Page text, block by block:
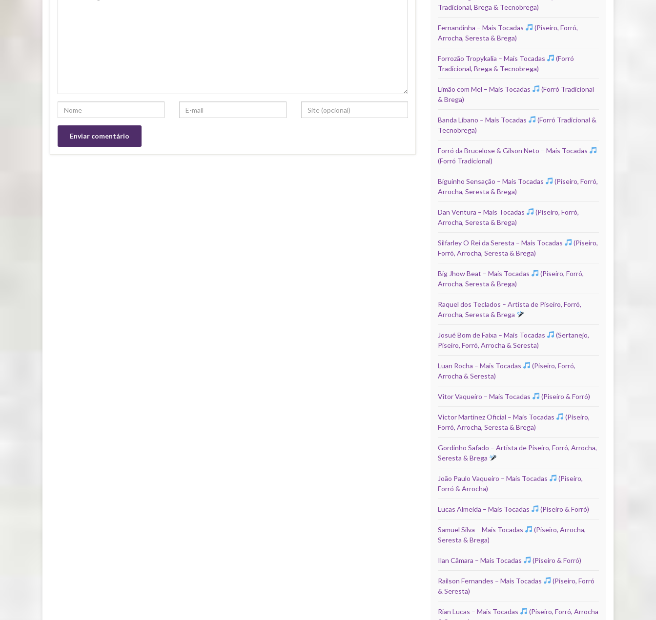
Tradicional, Brega & Tecnobrega)
Fernandinha – Mais Tocadas
(Piseiro, Forró,
Arrocha, Seresta & Brega)
Forrozão Tropykalia – Mais Tocadas
(Forró
Tradicional, Brega & Tecnobrega)
Limão com Mel – Mais Tocadas
(Forró Tradicional
& Brega)
Banda Líbano – Mais Tocadas
(Forró Tradicional &
Tecnobrega)
Forró da Brucelose & Gilson Neto – Mais Tocadas
(Forró Tradicional)
Biguinho Sensação – Mais Tocadas
(Piseiro, Forró,
Arrocha, Seresta & Brega)
Dan Ventura – Mais Tocadas
(Piseiro, Forró,
Arrocha, Seresta & Brega)
Silfarley O Rei da Seresta – Mais Tocadas
(Piseiro,
Forró, Arrocha, Seresta & Brega)
Big Jhow Beat – Mais Tocadas
(Piseiro, Forró,
Arrocha, Seresta & Brega)
Raquel dos Teclados – Artista de Piseiro, Forró,
Arrocha, Seresta & Brega
Josué Bom de Faixa – Mais Tocadas
(Sertanejo,
Piseiro, Forró, Arrocha & Seresta)
Luan Rocha – Mais Tocadas
(Piseiro, Forró,
Arrocha & Seresta)
Vitor Vaqueiro – Mais Tocadas (Piseiro & Forró)
Victor Martinez Oficial – Mais Tocadas
(Piseiro,
Forró, Arrocha, Seresta & Brega)
Gordinho Safado – Artista de Piseiro, Forró, Arrocha,
Seresta & Brega
João Paulo Vaqueiro – Mais Tocadas
(Piseiro,
Forró & Arrocha)
Lucas Almeida – Mais Tocadas (Piseiro & Forró)
Samuel Silva – Mais Tocadas
(Piseiro, Arrocha,
Seresta & Brega)
Ilan Câmara – Mais Tocadas (Piseiro & Forró)
Railson Fernandes – Mais Tocadas
(Piseiro, Forró
& Seresta)
Rian Lucas – Mais Tocadas
(Piseiro, Forró, Arrocha